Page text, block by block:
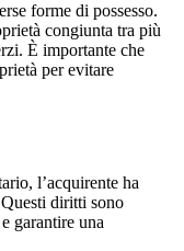
forme di possesso.
congiunta tra più
È importante che
per evitare
l’acquirente ha
diritti sono
garantire una